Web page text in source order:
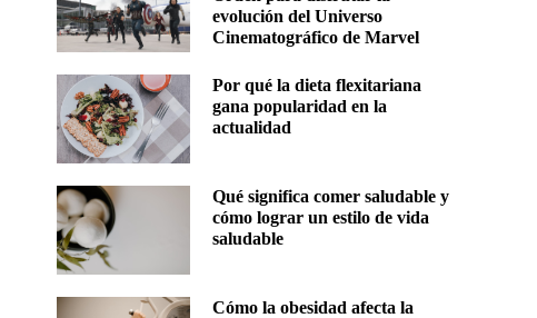
evolución del Universo
Cinematográfico de Marvel
Por qué la dieta flexitariana
gana popularidad en la
actualidad
Qué significa comer saludable y
cómo lograr un estilo de vida
saludable
Cómo la obesidad afecta la